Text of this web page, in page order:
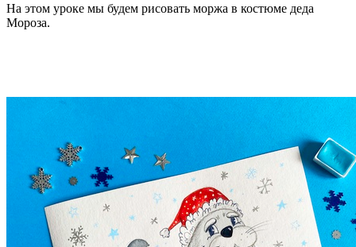
На этом уроке мы будем рисовать моржа в костюме деда
Мороза.